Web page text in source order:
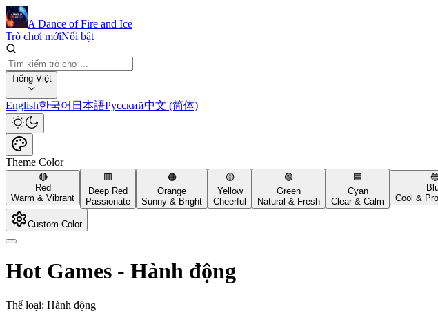
A Dance of Fire and Ice
Trò chơi mớiNổi bật
Tiếng Việt
English한국어 日本語Русский中文 (简体)
Theme Color
🔴
Red
Warm & Vibrant
🟥
Deep Red
Passionate
🟠
Orange
Sunny & Bright
🟡
Yellow
Cheerful
🟢
Green
Natural & Fresh
🟦
Cyan
Clear & Calm
Cool &
Custom Color
Hot Games - Hành động
Thể loại: Hành động